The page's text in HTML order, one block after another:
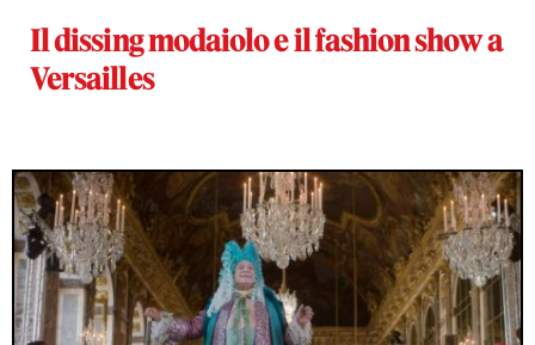
Il dissing modaiolo e il fashion show a
Versailles